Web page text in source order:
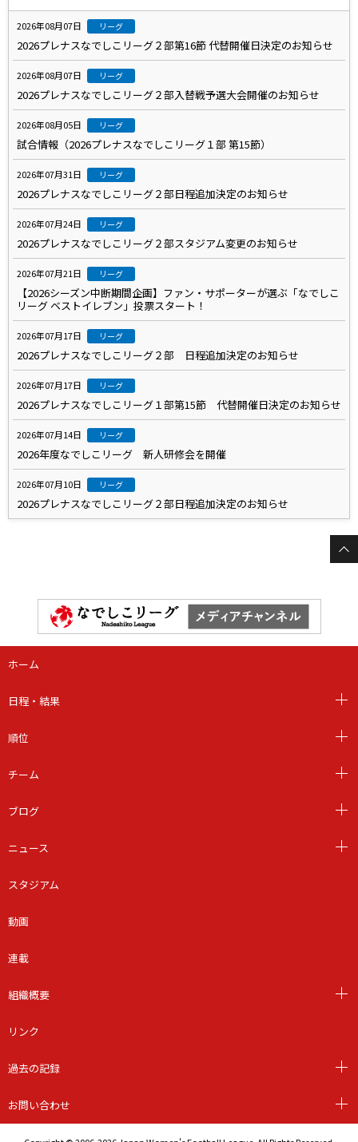
2026年08月07日 リーグ
2026プレナスなでしこリーグ２部第16節 代替開催日決定のお知らせ
2026年08月07日 リーグ
2026プレナスなでしこリーグ２部入替戦予選大会開催のお知らせ
2026年08月05日 リーグ
試合情報（2026プレナスなでしこリーグ１部 第15節）
2026年07月31日 リーグ
2026プレナスなでしこリーグ２部日程追加決定のお知らせ
2026年07月24日 リーグ
2026プレナスなでしこリーグ２部スタジアム変更のお知らせ
2026年07月21日 リーグ
【2026シーズン中断期間企画】ファン・サポーターが選ぶ「なでしこ
リーグ ベストイレブン」投票スタート！
2026年07月17日 リーグ
2026プレナスなでしこリーグ２部 日程追加決定のお知らせ
2026年07月17日 リーグ
2026プレナスなでしこリーグ１部第15節 代替開催日決定のお知らせ
2026年07月14日 リーグ
2026年度なでしこリーグ 新人研修会を開催
2026年07月10日 リーグ
2026プレナスなでしこリーグ２部日程追加決定のお知らせ
ホーム
日程・結果
順位
チーム
ブログ
ニュース
スタジアム
動画
連載
組織概要
リンク
過去の記録
お問い合わせ